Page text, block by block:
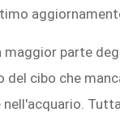
maggior parte
del cibo che
nell'acquario.